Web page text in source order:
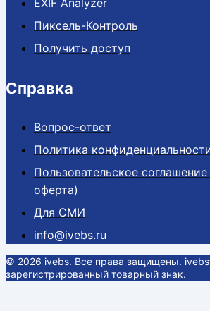
EXIF Analyzer
Пиксель-Контроль
Получить доступ
Справка
Вопрос-ответ
Политика
Пользовательское
оферта)
Для СМИ
info@ivebs.ru
© 2026 ivebs. Все права защищены.
зарегистрированный товарный знак.